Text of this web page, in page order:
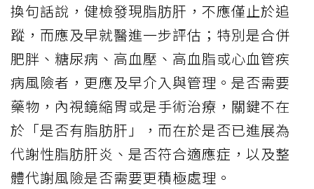
換句話說，健檢發現脂肪肝，不應僅止於追
蹤，而應及早就醫進一步評估；特別是合併
肥胖、糖尿病、高血壓、高血脂或心血管疾
病風險者，更應及早介入與管理。是否需要
藥物，內視鏡縮胃或是手術治療，關鍵不在
於「是否有脂肪肝」，而在於是否已進展為
代謝性脂肪肝炎、是否符合適應症，以及整
體代謝風險是否需要更積極處理。